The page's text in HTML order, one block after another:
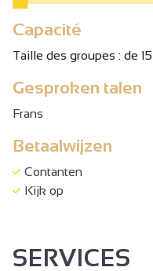
Capacité
Taille des groupes : de
Gesproken talen
Frans
Betaalwijzen
Contanten
Kijk op
SERVICES